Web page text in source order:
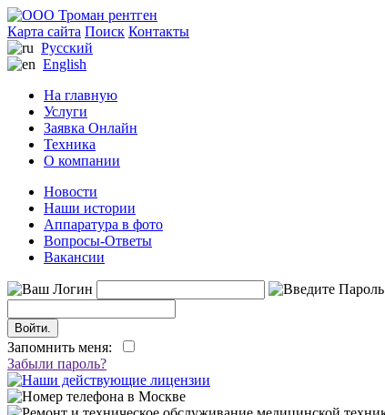
Карта сайта Поиск Контакты
Русский
English
На главную
Услуги
Заявка Онлайн
Техника
О компании
Новости
Наши истории
Аппаратура в фото
Вопросы-Ответы
Вакансии
Запомнить меня:
Забыли пароль?